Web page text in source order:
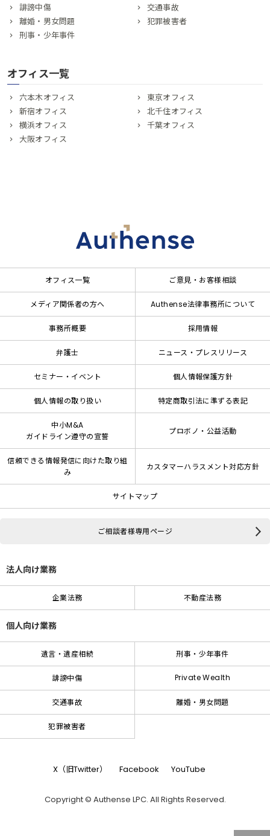
誹謗中傷
交通事故
離婚・男女問題
犯罪被害者
刑事・少年事件
オフィス一覧
六本木オフィス
東京オフィス
新宿オフィス
北千住オフィス
横浜オフィス
千葉オフィス
大阪オフィス
オフィス一覧 ご意見・お客様相談
メディア関係者の方へ Authense法律事務所について
事務所概要 採用情報
弁護士 ニュース・プレスリリース
セミナー・イベント 個人情報保護方針
個人情報の取り扱い 特定商取引法に準ずる表記
中小M&A
ガイドライン遵守の宣誓
プロボノ・公益活動
信頼できる情報発信に向けた取り組
み
カスタマーハラスメント対応方針
サイトマップ
ご相談者様専用ページ
法人向け業務
企業法務 不動産法務
個人向け業務
遺言・遺産相続 刑事・少年事件
誹謗中傷 Private Wealth
交通事故 離婚・男女問題
犯罪被害者
X（旧Twitter） Facebook YouTube
Copyright © Authense LPC. All Rights Reserved.